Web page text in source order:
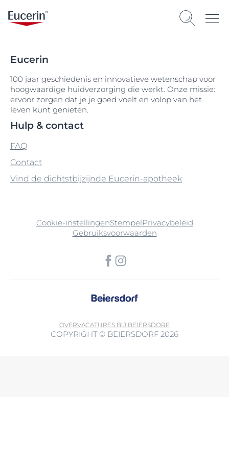
Eucerin
100 jaar geschiedenis en innovatieve wetenschap voor
hoogwaardige huidverzorging die werkt. Onze missie:
ervoor zorgen dat je je goed voelt en volop van het
leven kunt genieten.
Hulp & contact
FAQ
Contact
Vind de dichtstbijzijnde Eucerin-apotheek
Cookie-instellingenStempelPrivacybeleid
Gebruiksvoorwaarden
OVERVACATURES BIJ BEIERSDORF
COPYRIGHT © BEIERSDORF 2026